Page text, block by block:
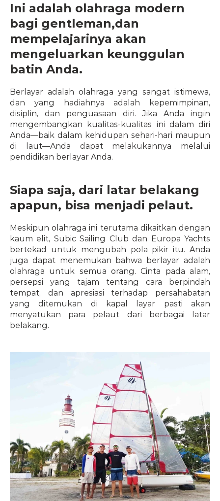
Ini adalah olahraga modern
bagi gentleman,dan
mempelajarinya akan
mengeluarkan keunggulan
batin Anda.
Berlayar adalah olahraga yang sangat istimewa,
dan yang hadiahnya adalah kepemimpinan,
disiplin, dan penguasaan diri. Jika Anda ingin
mengembangkan kualitas-kualitas ini dalam diri
Anda—baik dalam kehidupan sehari-hari maupun
di laut—Anda dapat melakukannya melalui
pendidikan berlayar Anda.
Siapa saja, dari latar belakang
apapun, bisa menjadi pelaut.
Meskipun olahraga ini terutama dikaitkan dengan
kaum elit, Subic Sailing Club dan Europa Yachts
bertekad untuk mengubah pola pikir itu. Anda
juga dapat menemukan bahwa berlayar adalah
olahraga untuk semua orang. Cinta pada alam,
persepsi yang tajam tentang cara berpindah
tempat, dan apresiasi terhadap persahabatan
yang ditemukan di kapal layar pasti akan
menyatukan para pelaut dari berbagai latar
belakang.